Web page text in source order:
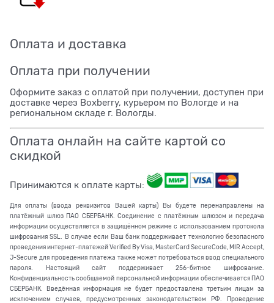
Оплата и доставка
Оплата при получении
Оформите заказ с оплатой при получении, доступен при
доставке через Boxberry, курьером по Вологде и на
региональном складе г. Вологды.
Оплата онлайн на сайте картой со
скидкой
Принимаются к оплате карты:
Для оплаты (ввода реквизитов Вашей карты) Вы будете перенаправлены на
платёжный шлюз ПАО СБЕРБАНК. Соединение с платёжным шлюзом и передача
информации осуществляется в защищённом режиме с использованием протокола
шифрования SSL. В случае если Ваш банк поддерживает технологию безопасного
проведения интернет-платежей Verified By Visa, MasterCard SecureCode, MIR Accept,
J-Secure для проведения платежа также может потребоваться ввод специального
пароля. Настоящий сайт поддерживает 256-битное шифрование.
Конфиденциальность сообщаемой персональной информации обеспечивается ПАО
СБЕРБАНК. Введённая информация не будет предоставлена третьим лицам за
исключением случаев, предусмотренных законодательством РФ. Проведение